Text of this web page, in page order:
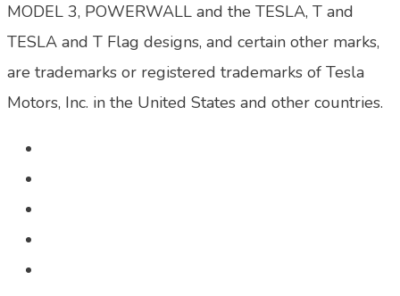
MODEL 3, POWERWALL and the TESLA, T and
TESLA and T Flag designs, and certain other marks,
are trademarks or registered trademarks of Tesla
Motors, Inc. in the United States and other countries.